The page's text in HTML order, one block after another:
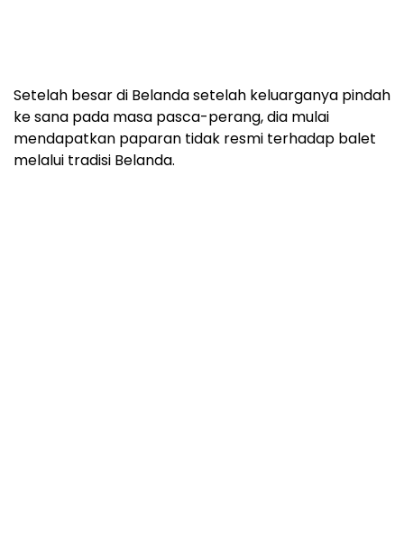
Setelah besar di Belanda setelah keluarganya pindah
ke sana pada masa pasca-perang, dia mulai
mendapatkan paparan tidak resmi terhadap balet
melalui tradisi Belanda.